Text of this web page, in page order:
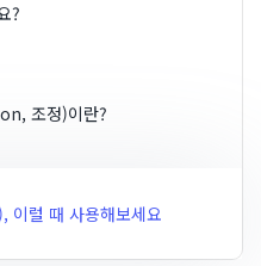
?
조정)이란?
이럴 때 사용해보세요